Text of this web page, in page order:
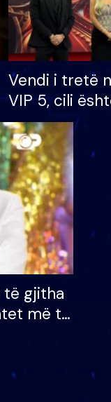
Vendi i tretë
VIP 5, cili
radhës që lë
të gjitha
më të
Do më